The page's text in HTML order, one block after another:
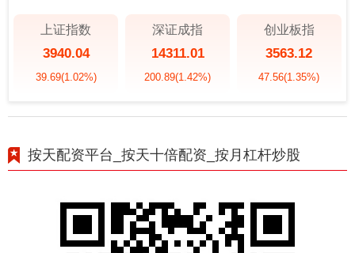
上证指数
3940.04
39.69(1.02%)
深证成指
14311.01
200.89(1.42%)
创业板指
3563.12
47.56(1.35%)
按天配资平台_按天十倍配资_按月杠杆炒股